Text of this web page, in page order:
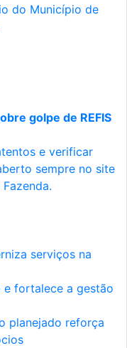
do Município de
golpe de REFIS
e verificar
sempre no site
serviços na
e fortalece a gestão
planejado reforça